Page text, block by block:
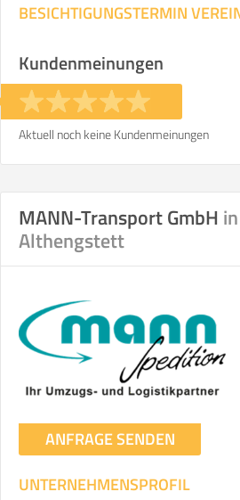
Stunden
KOSTENSCHÄTZUNG:
ICH MÖCHTE ANGEBOTE
SO ERRECHNET SICH DIE
BESICHTIGUNGSTERMIN
Kundenmeinungen
Aktuell noch keine Kundenmeinungen
MANN-Transport GmbH in
Althengstett
ANFRAGE SENDEN
UNTERNEHMENSPROFIL